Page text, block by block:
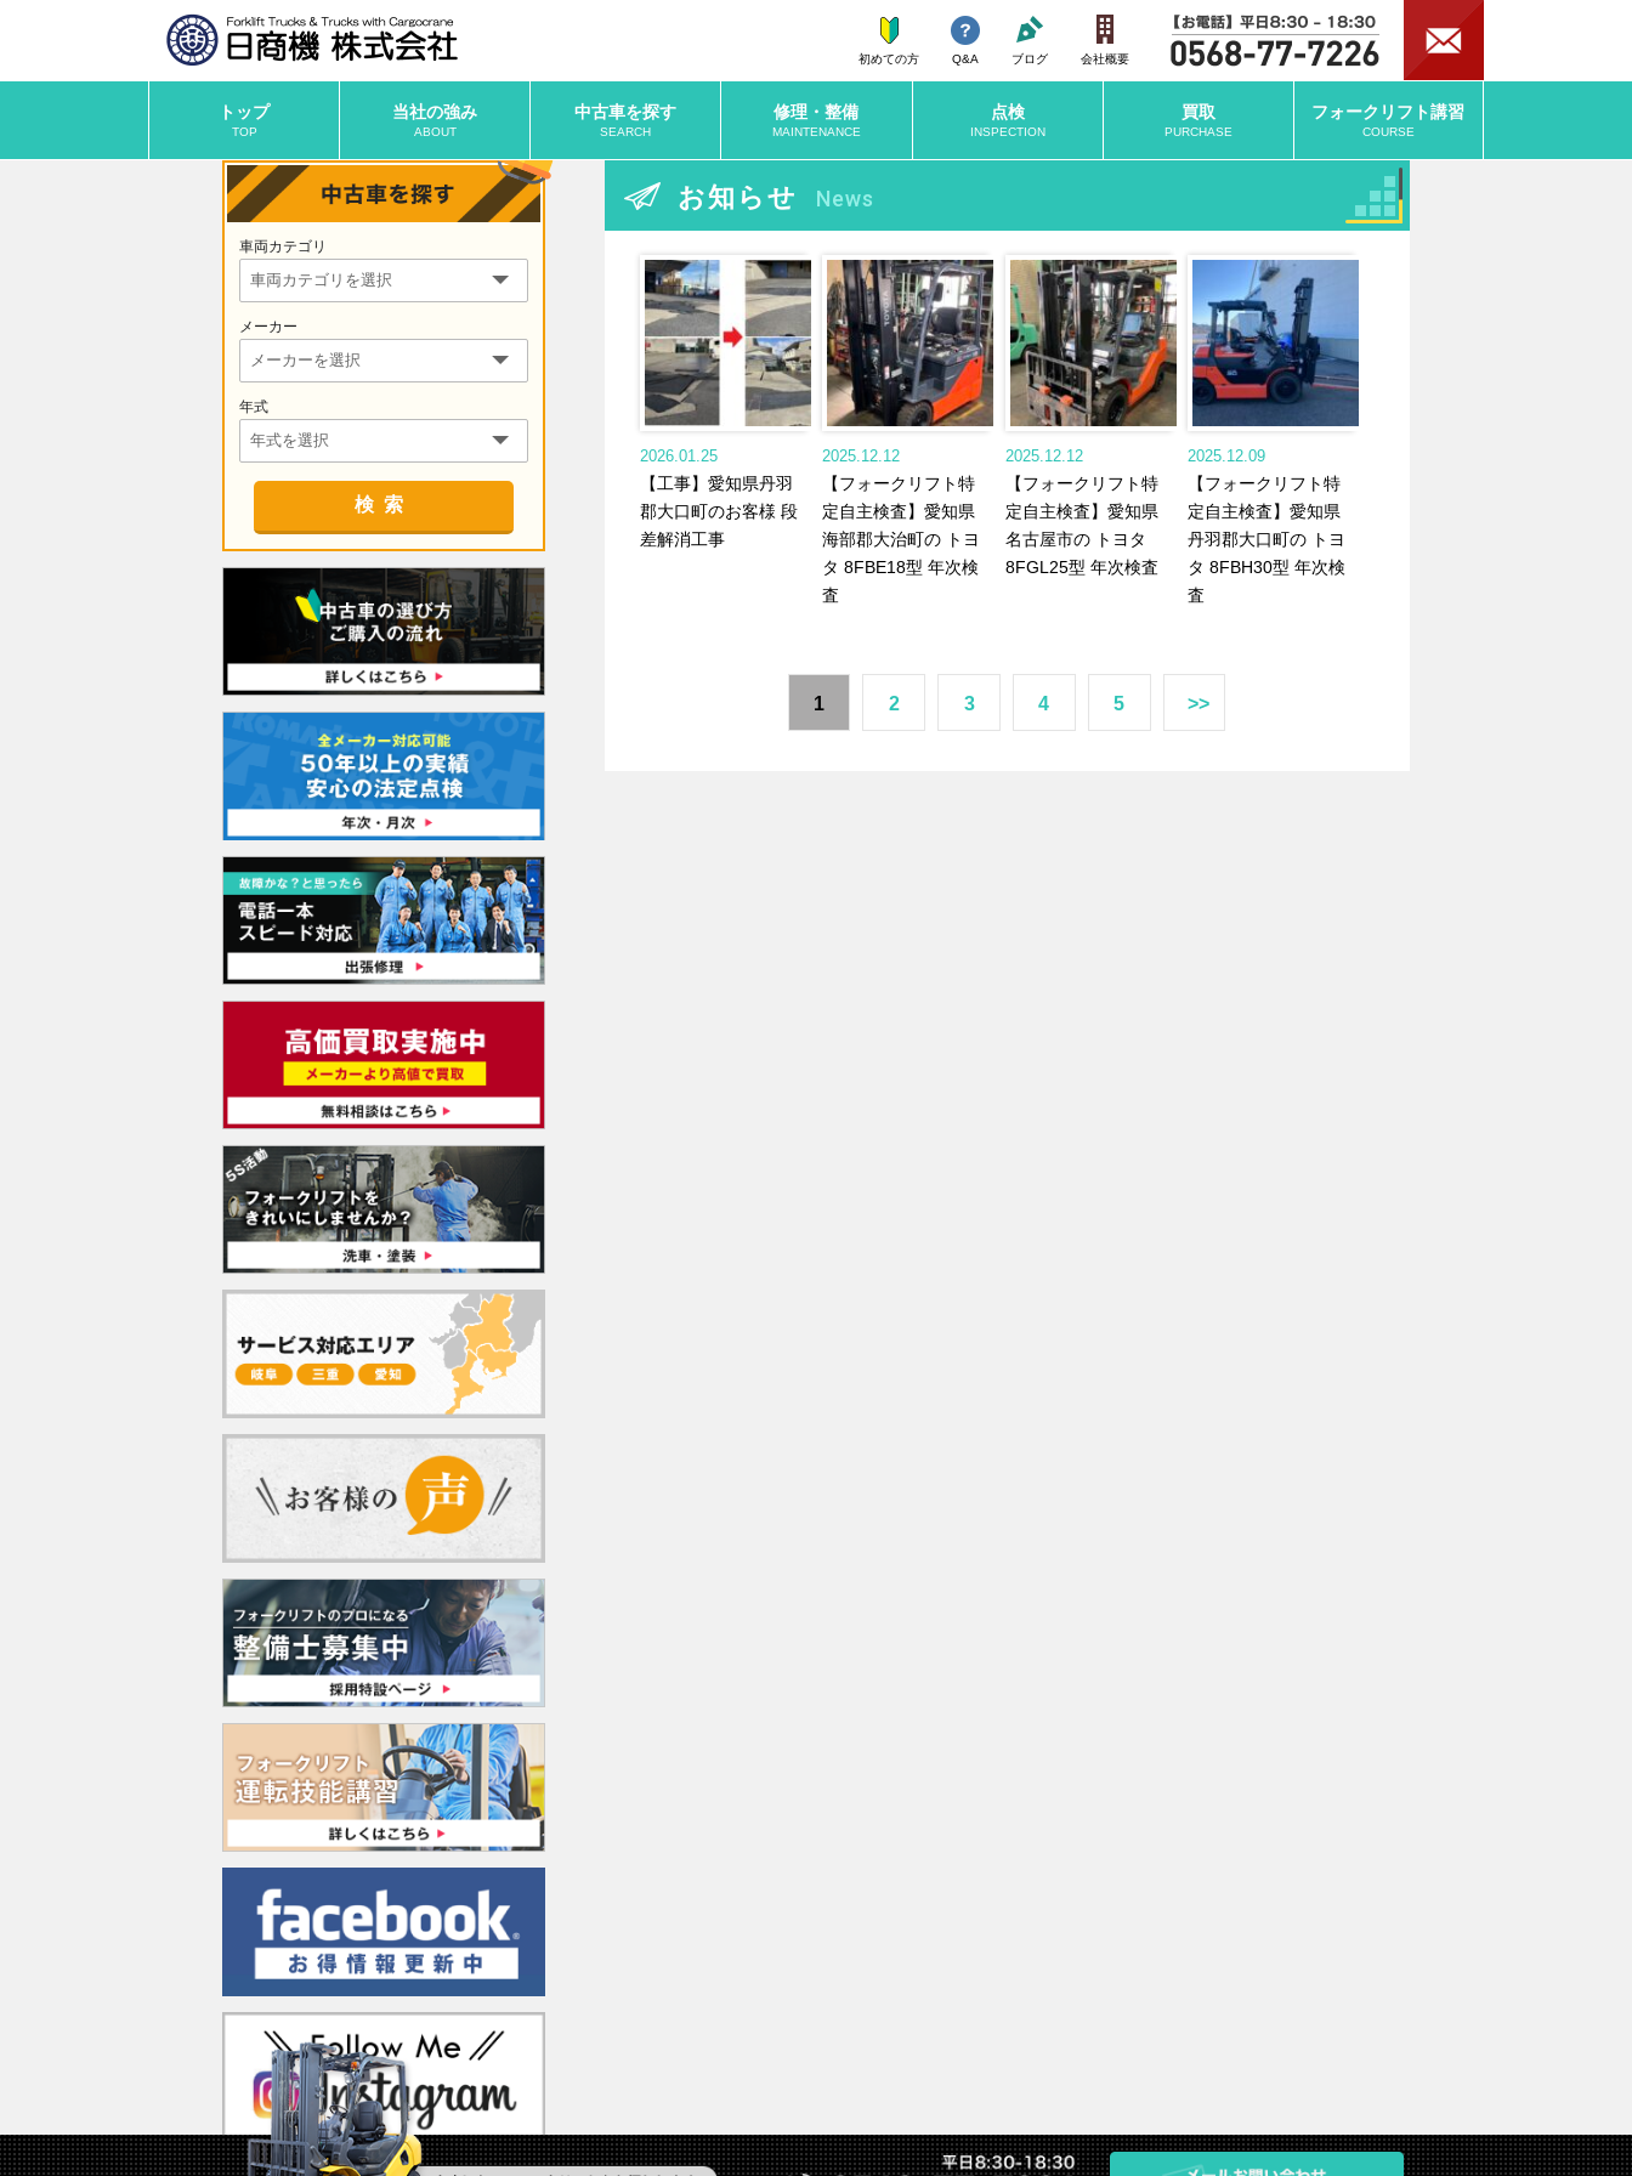
初めての方 Q&A ブログ 会社概要
トップ
TOP
当社の強み
ABOUT
中古車を探す
SEARCH
修理・整備
MAINTENANCE
点検
INSPECTION
買取
PURCHASE
フォークリフト講習
COURSE
車両カテゴリ
メーカー
年式
検索
お知らせ News
2026.01.25
【工事】愛知県丹羽
郡大口町のお客様 段
差解消工事
2025.12.12
【フォークリフト特
定自主検査】愛知県
海部郡大治町の トヨ
タ 8FBE18型 年次検
査
2025.12.12
【フォークリフト特
定自主検査】愛知県
名古屋市の トヨタ
8FGL25型 年次検査
2025.12.09
【フォークリフト特
定自主検査】愛知県
丹羽郡大口町の トヨ
タ 8FBH30型 年次検
査
1 2 3 4 5 >>